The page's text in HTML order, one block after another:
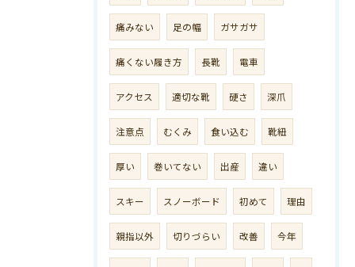
痛みない 足の幅 ガサガサ
痛くない履き方 長靴 電車
アクセス 適切な靴 硬さ 深爪
注意点 むくみ 食い込む 靴紐
厚い 巻いてない 出産 違い
スキー スノーボード 初めて 理由
親指以外 切りづらい 改善 今年